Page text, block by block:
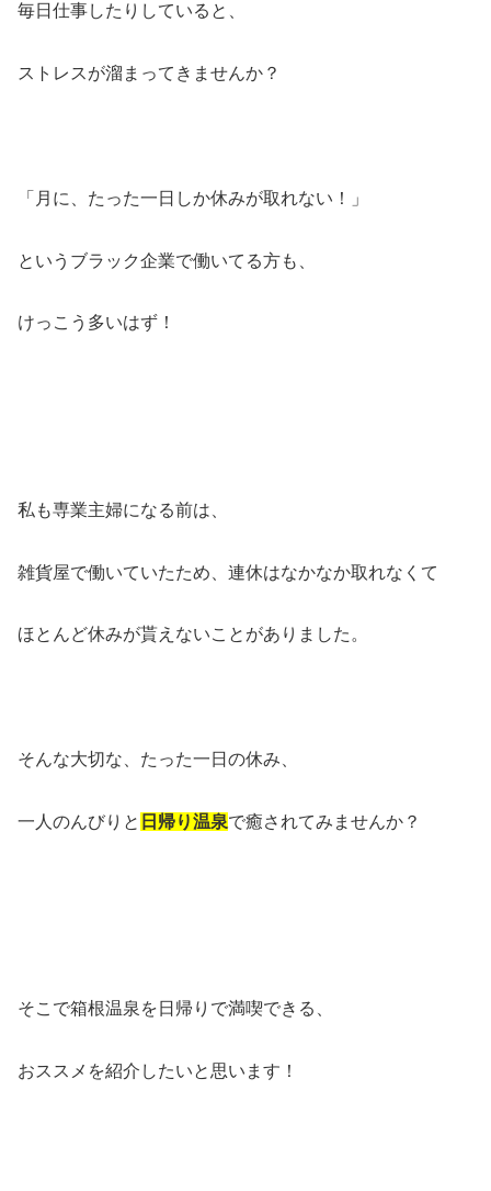
毎日仕事したりしていると、
ストレスが溜まってきませんか？
「月に、たった一日しか休みが取れない！」
というブラック企業で働いてる方も、
けっこう多いはず！
私も専業主婦になる前は、
雑貨屋で働いていたため、連休はなかなか取れなくて
ほとんど休みが貰えないことがありました。
そんな大切な、たった一日の休み、
一人のんびりと 日帰り温泉で癒されてみませんか？
そこで箱根温泉を日帰りで満喫できる、
おススメを紹介したいと思います！